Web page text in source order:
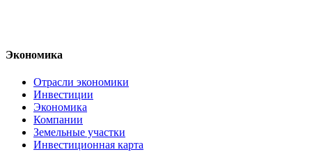
Экономика
Отрасли экономики
Инвестиции
Экономика
Компании
Земельные участки
Инвестиционная карта